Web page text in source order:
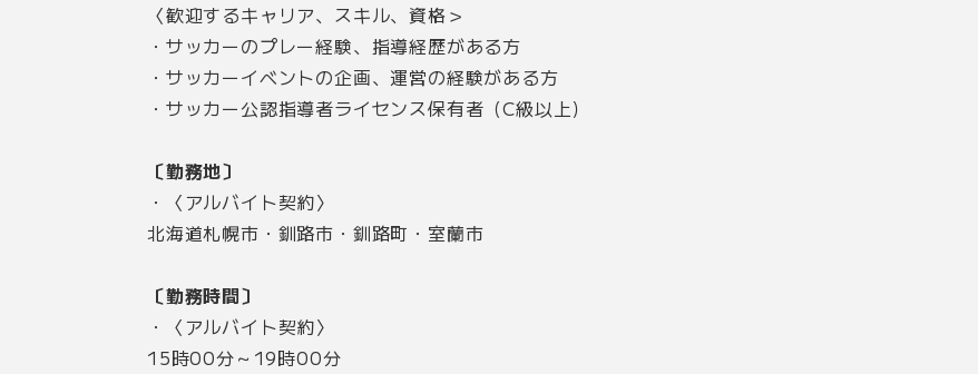
〈歓迎するキャリア、スキル、資格＞
・サッカーのプレー経験、指導経歴がある方
・サッカーイベントの企画、運営の経験がある方
・サッカー公認指導者ライセンス保有者（C級以上）
〔勤務地〕
・〈アルバイト契約〉
北海道札幌市・釧路市・釧路町・室蘭市
〔勤務時間〕
・〈アルバイト契約〉
15時00分～19時00分